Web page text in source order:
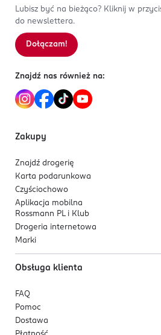
Kod EAN
1
Sortowanie wg
Lubisz być na bieżąco? Kliknij w
do newslettera.
Dołączam!
Znajdź nas również na:
Zakupy
Znajdź drogerię
Karta podarunkowa
Czyściochowo
Aplikacja mobilna
Rossmann PL i Klub
Drogeria internetowa
Marki
Obsługa klienta
FAQ
Pomoc
Dostawa